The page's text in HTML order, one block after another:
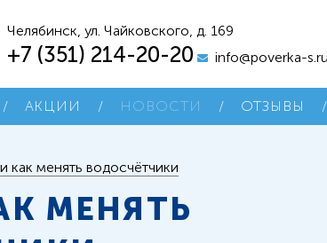
Челябинск, ул. Чайковского, д. 169
+7 (351) 214-20-20 info@poverka-s.ru
/ АКЦИИ / НОВОСТИ / ОТЗЫВЫ /
как менять водосчётчики
МЕНЯТЬ